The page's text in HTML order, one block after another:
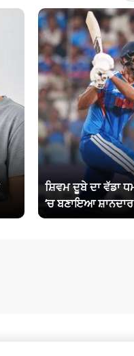
ਸ਼ਿਵਮ ਦੂਬੇ ਦਾ ਵੱਡਾ
‘ਚ ਬਣਾਇਆ ਸ਼ਾਨਦਾਰ